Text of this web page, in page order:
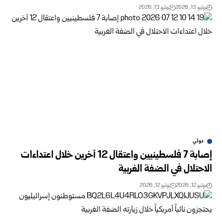
يوليو 13, 2026 يوليو 13, 2026
دولي
إصابة 7 فلسطينيين واعتقال 12 آخرين خلال اعتداءات
‏الاحتلال في الضفة الغربية
يوليو 12, 2026 يوليو 12, 2026